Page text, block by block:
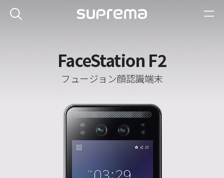
FaceStation F2
フュージョン顔認識端末